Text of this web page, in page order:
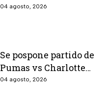
presea en los Juegos
04 agosto, 2026
Se pospone partido de
Pumas vs Charlotte
FC en el inicio de la
04 agosto, 2026